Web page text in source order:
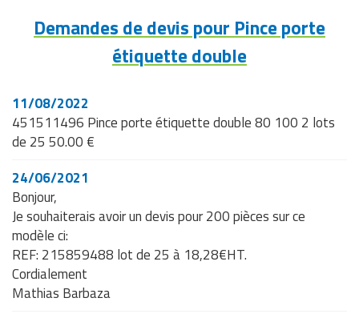
Demandes de devis pour Pince porte
étiquette double
11/08/2022
451511496 Pince porte étiquette double 80 100 2 lots
de 25 50.00 €
24/06/2021
Bonjour,
Je souhaiterais avoir un devis pour 200 pièces sur ce
modèle ci:
REF: 215859488 lot de 25 à 18,28€HT.
Cordialement
Mathias Barbaza